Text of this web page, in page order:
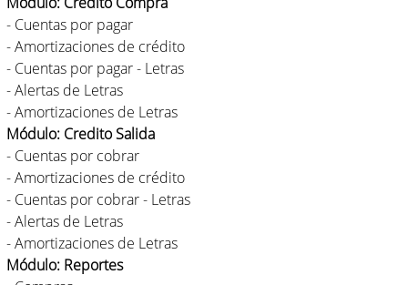
- Cuentas por pagar
- Amortizaciones de crédito
- Cuentas por pagar - Letras
- Alertas de Letras
- Amortizaciones de Letras
Módulo: Credito Salida
- Cuentas por cobrar
- Amortizaciones de crédito
- Cuentas por cobrar - Letras
- Alertas de Letras
- Amortizaciones de Letras
Módulo: Reportes